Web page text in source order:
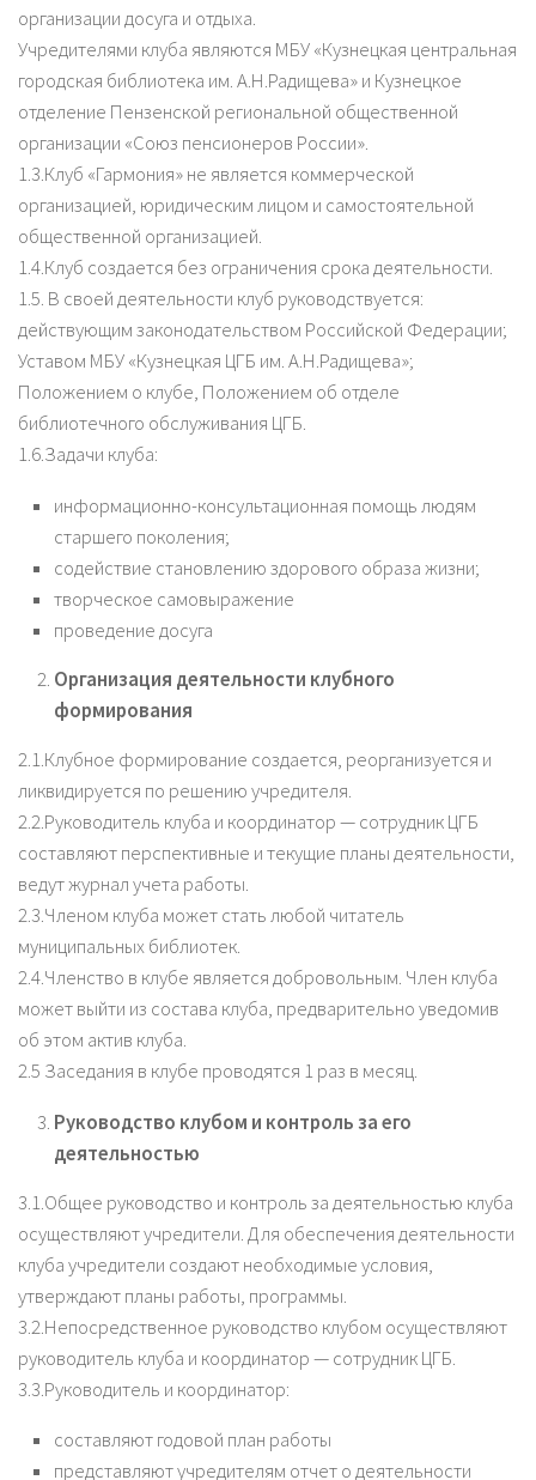
организации досуга и отдыха.
Учредителями клуба являются МБУ «Кузнецкая центральная
городская библиотека им. А.Н.Радищева» и Кузнецкое
отделение Пензенской региональной общественной
организации «Союз пенсионеров России».
1.3.Клуб «Гармония» не является коммерческой
организацией, юридическим лицом и самостоятельной
общественной организацией.
1.4.Клуб создается без ограничения срока деятельности.
1.5. В своей деятельности клуб руководствуется:
действующим законодательством Российской Федерации;
Уставом МБУ «Кузнецкая ЦГБ им. А.Н.Радищева»;
Положением о клубе, Положением об отделе
библиотечного обслуживания ЦГБ.
1.6.Задачи клуба:
информационно-консультационная помощь людям
старшего поколения;
содействие становлению здорового образа жизни;
творческое самовыражение
проведение досуга
Организация деятельности клубного
формирования
2.1.Клубное формирование создается, реорганизуется и
ликвидируется по решению учредителя.
2.2.Руководитель клуба и координатор — сотрудник ЦГБ
составляют перспективные и текущие планы деятельности,
ведут журнал учета работы.
2.3.Членом клуба может стать любой читатель
муниципальных библиотек.
2.4.Членство в клубе является добровольным. Член клуба
может выйти из состава клуба, предварительно уведомив
об этом актив клуба.
2.5 Заседания в клубе проводятся 1 раз в месяц.
Руководство клубом и контроль за его
деятельностью
3.1.Общее руководство и контроль за деятельностью клуба
осуществляют учредители. Для обеспечения деятельности
клуба учредители создают необходимые условия,
утверждают планы работы, программы.
3.2.Непосредственное руководство клубом осуществляют
руководитель клуба и координатор — сотрудник ЦГБ.
3.3.Руководитель и координатор:
составляют годовой план работы
представляют учредителям отчет о деятельности